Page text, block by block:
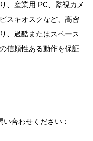
、産業用 PC、監視カメ
スキオスクなど、高密
、過酷またはスペース
信頼性ある動作を保証
合わせください：